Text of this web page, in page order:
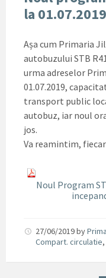
la 01.07.2019
Așa cum Primaria
autobuzului STB
urma adreselor
01.07.2019,
transport public
autobuz, iar noul
jos.
Va reamintim,
Noul Program
27/06/2019by
Compart. circulatie,